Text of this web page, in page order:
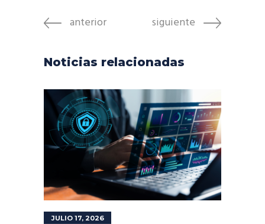
anterior siguiente
Noticias relacionadas
JULIO 17, 2026